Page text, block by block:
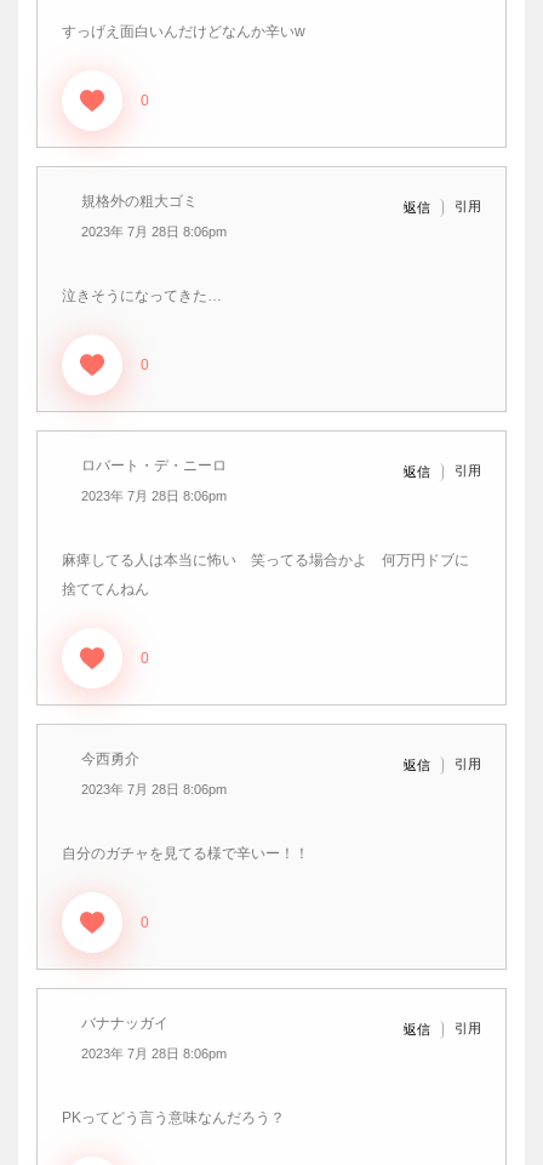
すっげえ面白いんだけどなんか辛いw
0
規格外の粗大ゴミ
2023年 7月 28日 8:06pm
返信 引用
泣きそうになってきた…
0
ロバート・デ・ニーロ
2023年 7月 28日 8:06pm
返信 引用
麻痺してる人は本当に怖い 笑ってる場合かよ 何万円ドブに
捨ててんねん
0
今西勇介
2023年 7月 28日 8:06pm
返信 引用
自分のガチャを見てる様で辛いー！！
0
バナナッガイ
2023年 7月 28日 8:06pm
返信 引用
PKってどう言う意味なんだろう？